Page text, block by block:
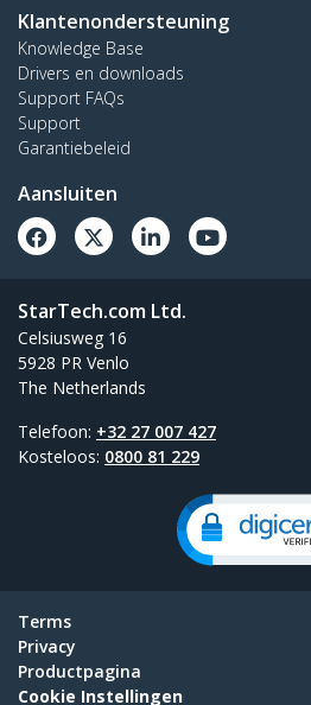
Klantenondersteuning
Knowledge Base
Drivers en downloads
Support FAQs
Support
Garantiebeleid
Aansluiten
StarTech.com Ltd.
Celsiusweg 16
5928 PR Venlo
The Netherlands
Telefoon: +32 27 007 427
Kosteloos: 0800 81 229
Terms
Privacy
Productpagina
Cookie Instellingen